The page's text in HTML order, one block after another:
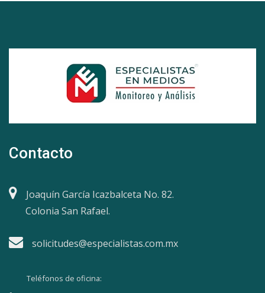
Contacto
Joaquín García Icazbalceta No. 82.
Colonia San Rafael.
solicitudes@especialistas.com.mx
Teléfonos de oficina: